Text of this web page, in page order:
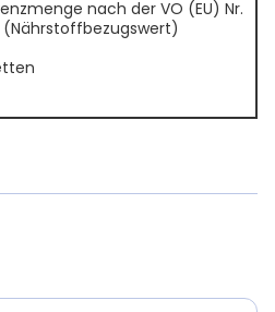
nach der VO (EU) Nr.
(Nährstoffbezugswert)